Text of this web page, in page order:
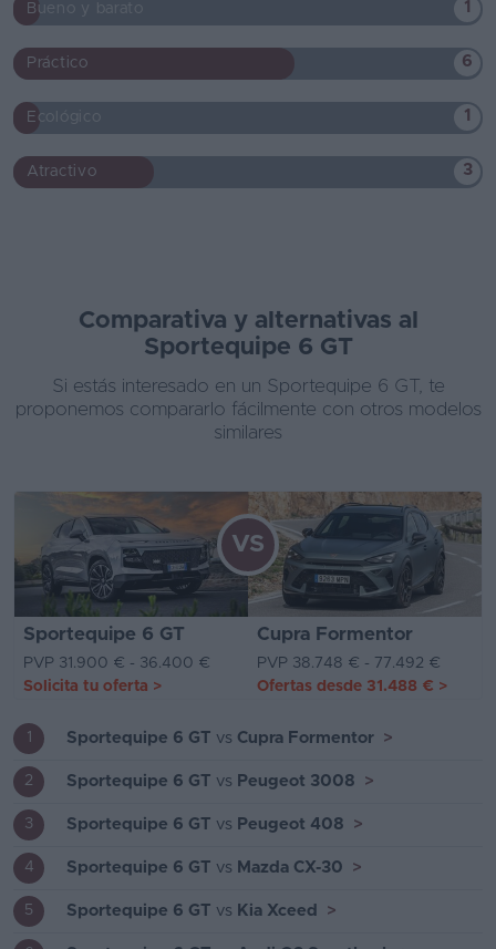
Bueno y barato 1
Práctico 6
Ecológico 1
Atractivo 3
Comparativa y alternativas al
Sportequipe 6 GT
Si estás interesado en un Sportequipe 6 GT, te
proponemos compararlo fácilmente con otros modelos
similares
Sportequipe 6 GT Cupra Formentor
VS
PVP 31.900 € - 36.400 €
PVP 38.748 € - 77.492 €
Solicita tu oferta > Ofertas desde 31.488 € >
1 Sportequipe 6 GT vs Cupra Formentor >
2 Sportequipe 6 GT vs Peugeot 3008 >
3 Sportequipe 6 GT vs Peugeot 408 >
4 Sportequipe 6 GT vs Mazda CX-30 >
5 Sportequipe 6 GT vs Kia Xceed >